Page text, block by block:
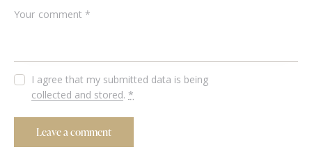
I agree that my submitted data is being
collected and stored.*